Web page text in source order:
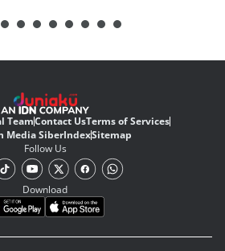
TeamContact UsTerms of Services
Media SiberIndexSitemap
Follow Us
Download